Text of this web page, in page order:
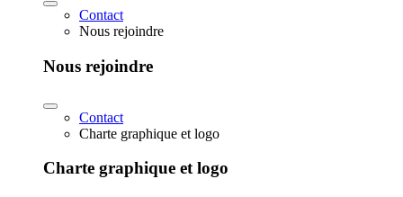
Contact
Nous rejoindre
Nous rejoindre
Contact
Charte graphique et logo
Charte graphique et logo